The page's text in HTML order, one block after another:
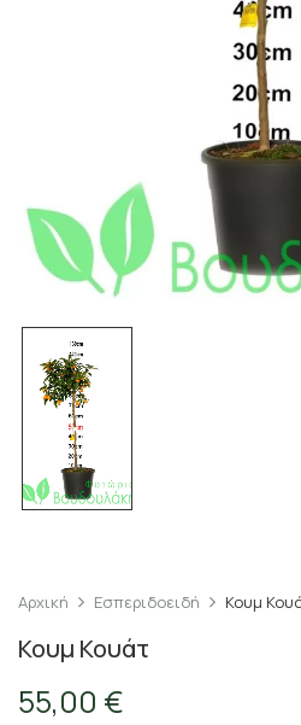
Αρχική Εσπεριδοειδή Κουμ
Κουμ Κουάτ
55,00 €